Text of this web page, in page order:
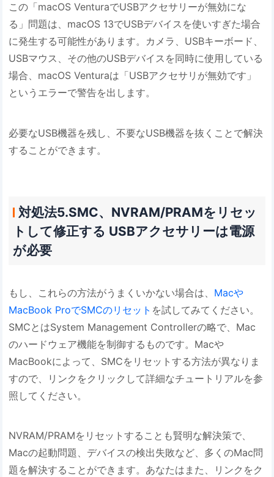
この「macOS VenturaでUSBアクセサリーが無効にな
る」問題は、macOS 13でUSBデバイスを使いすぎた場合
に発生する可能性があります。カメラ、USBキーボード、
USBマウス、その他のUSBデバイスを同時に使用している
場合、macOS Venturaは「USBアクセサリが無効です」
というエラーで警告を出します。
必要なUSB機器を残し、不要なUSB機器を抜くことで解決
することができます。
対処法5.SMC、NVRAM/PRAMをリセッ
トして修正する USBアクセサリーは電源
が必要
もし、これらの方法がうまくいかない場合は、 Macや
MacBook ProでSMCのリセット を試してみてください。
SMCとはSystem Management Controllerの略で、Mac
のハードウェア機能を制御するものです。Macや
MacBookによって、SMCをリセットする方法が異なりま
すので、リンクをクリックして詳細なチュートリアルを参
照してください。
NVRAM/PRAMをリセットすることも賢明な解決策で、
Macの起動問題、デバイスの検出失敗など、多くのMac問
題を解決することができます。あなたはまた、リンクをク